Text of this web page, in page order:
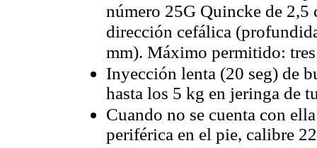
número 25G Quincke de
dirección cefálica
mm). Máximo permitido:
Inyección lenta (20 seg) de
hasta los 5 kg en jeringa de
Cuando no se cuenta con
periférica en el pie, calibre